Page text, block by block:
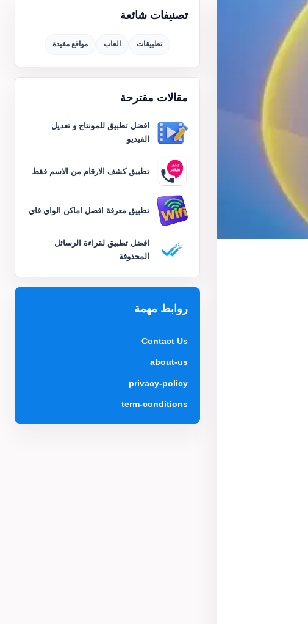
تصنيفات شائعة
تطبيقات العاب مواقع مفيدة
مقالات مقترحة
افضل تطبيق للمونتاج و تعديل
الفيديو
تطبيق كشف الارقام من الاسم فقط
تطبيق معرفة افضل اماكن الواي فاي
افضل تطبيق لقراءة الرسائل
المحذوفة
روابط مهمة
Contact Us
about-us
privacy-policy
term-conditions